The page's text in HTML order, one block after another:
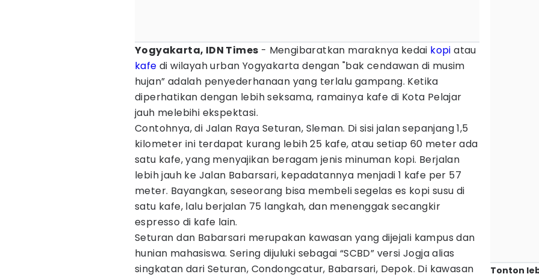
Yogyakarta, IDN Times - Mengibaratkan maraknya kedai kopi atau
kafe di wilayah urban Yogyakarta dengan "bak cendawan di musim
hujan” adalah penyederhanaan yang terlalu gampang. Ketika
diperhatikan dengan lebih seksama, ramainya kafe di Kota Pelajar
jauh melebihi ekspektasi.
Contohnya, di Jalan Raya Seturan, Sleman. Di sisi jalan sepanjang 1,5
kilometer ini terdapat kurang lebih 25 kafe, atau setiap 60 meter ada
satu kafe, yang menyajikan beragam jenis minuman kopi. Berjalan
lebih jauh ke Jalan Babarsari, kepadatannya menjadi 1 kafe per 57
meter. Bayangkan, seseorang bisa membeli segelas es kopi susu di
satu kafe, lalu berjalan 75 langkah, dan menenggak secangkir
espresso di kafe lain.
Seturan dan Babarsari merupakan kawasan yang dijejali kampus dan
hunian mahasiswa. Sering dijuluki sebagai “SCBD” versi Jogja alias
singkatan dari Seturan, Condongcatur, Babarsari, Depok. Di kawasan
Tonton